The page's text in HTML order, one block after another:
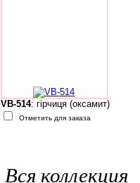
VB-514: гірчиця (оксамит)
Отметить для заказа
Вся коллекция